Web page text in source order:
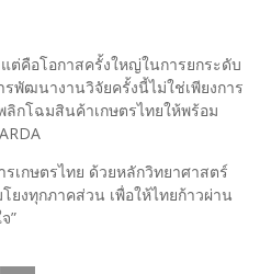
ต่คือโอกาสครั้งใหญ่ในการยกระดับ
พัฒนางานวิจัยครั้งนี้ไม่ใช่เพียงการ
กโฉมสินค้าเกษตรไทยให้พร้อม
เกษตรไทย ด้วยหลักวิทยาศาสตร์
ยงทุกภาคส่วน เพื่อให้ไทยก้าวผ่าน
”